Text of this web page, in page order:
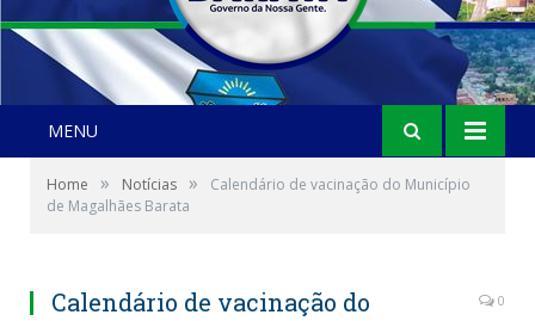
MENU
Home » Notícias »
Calendário de vacinação do Município
de Magalhães Barata
Calendário de vacinação do
0